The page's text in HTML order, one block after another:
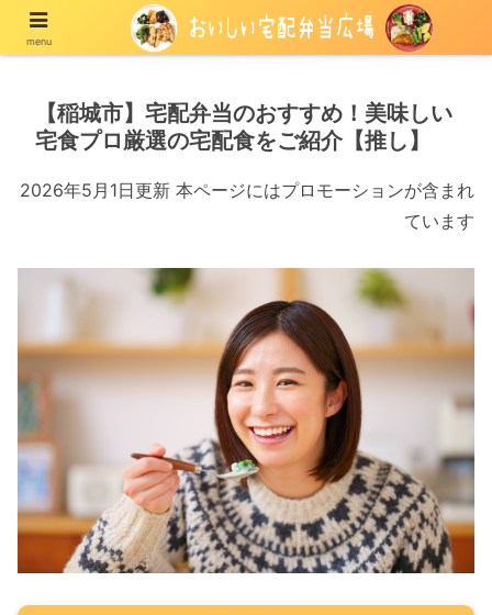
宅配の冷凍弁当や冷蔵弁当を紹介する情報メディア
【稲城市】宅配弁当のおすすめ！美味しい
宅食プロ厳選の宅配食をご紹介【推し】
2026年5月1日更新 本ページにはプロモーションが含まれ
ています
menu